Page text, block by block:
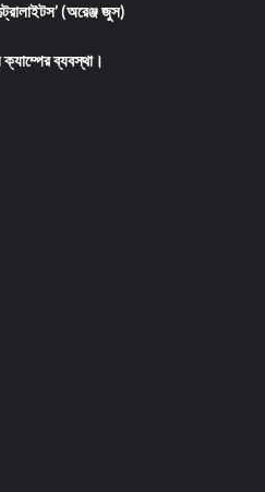
(অরেঞ্জ জুস)
ক্যাম্পের ব্যবস্থা।